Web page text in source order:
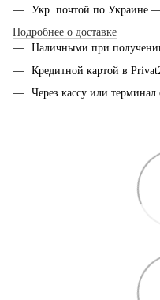
Укр. почтой по Украине —
Подробнее о доставке
Наличными при
Кредитной картой в
Через кассу или